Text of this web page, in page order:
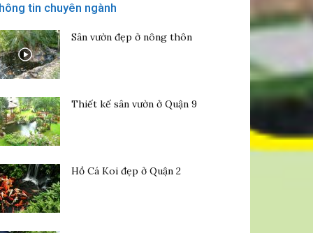
tin chuyên ngành
Sân vườn đẹp ở nông thôn
Thiết kế sân vườn ở Quận 9
Hồ Cá Koi đẹp ở Quận 2